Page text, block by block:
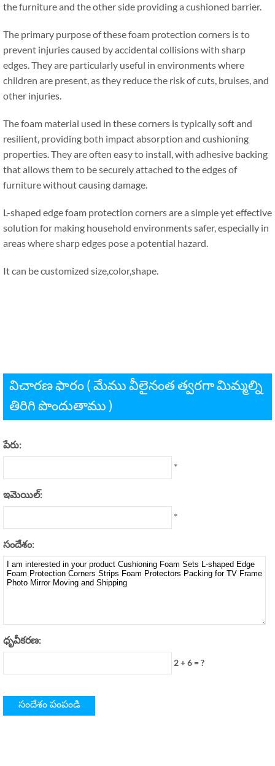
the furniture and the other side providing a cushioned barrier.
The primary purpose of these foam protection corners is to
prevent injuries caused by accidental collisions with sharp
edges.They are particularly useful in environments where
children are present,as they reduce the risk of cuts, bruises,and
other injuries.
The foam material used in these corners is typically soft and
resilient, providing both impact absorption and cushioning
properties.They are often easy to install,with adhesive backing
that allows them to be securely attached to the edges of
furniture without causing damage.
L-shaped edge foam protection corners are a simple yet effective
solution for making household environments safer,especially in
areas where sharp edges pose a potential hazard.
It can be customized size,color,shape.
విచారణ ఫారం ( మేము వీలైనంత త్వరగా మిమ్మల్ని
తిరిగి పొందుతాము )
పేరు:
*
ఇమెయిల్:
*
సందేశం:
ధృవీకరణ:
2 + 6 = ?